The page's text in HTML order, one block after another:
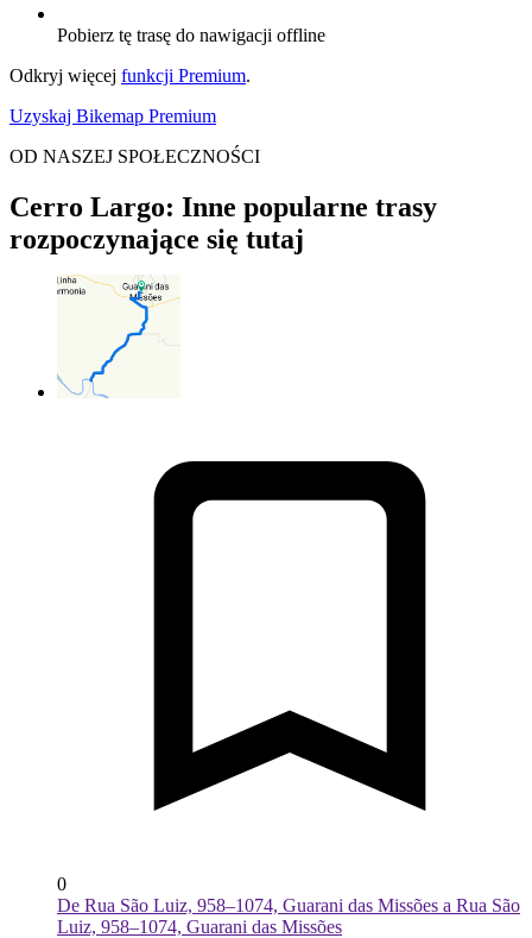
Pobierz tę trasę do nawigacji offline
Odkryj więcej funkcji Premium.
Uzyskaj Bikemap Premium
OD NASZEJ SPOŁECZNOŚCI
Cerro Largo: Inne popularne trasy
rozpoczynające się tutaj
0
De Rua São Luiz, 958–1074, Guarani das Missões a Rua São
Luiz, 958–1074, Guarani das Missões